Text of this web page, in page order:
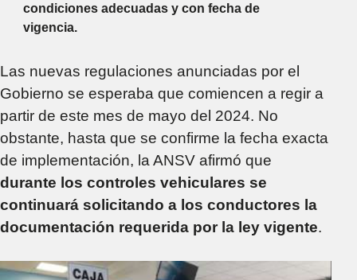
condiciones adecuadas y con fecha de
vigencia.
Las nuevas regulaciones anunciadas por el
Gobierno se esperaba que comiencen a regir a
partir de este mes de mayo del 2024. No
obstante, hasta que se confirme la fecha exacta
de implementación, la ANSV afirmó que
durante los controles vehiculares se
continuará solicitando a los conductores la
documentación requerida por la ley vigente.